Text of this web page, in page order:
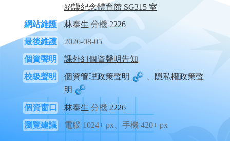
紹謨紀念體育館 SG315 室
網站維護
林泰生 分機 2226
最後維護
2026-08-05
個資聲明
課外組個資聲明告知
校級聲明
個資管理政策聲明 、
隱私權政策聲
明
個資窗口 林泰生 分機 2226
瀏覽建議
電腦 1024+ px、手機 420+ px